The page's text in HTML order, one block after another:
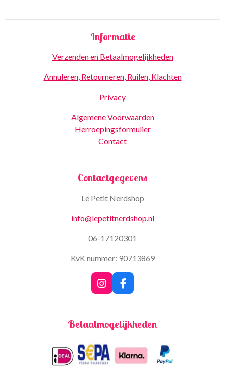
Informatie
Verzenden en Betaalmogelijkheden
Annuleren, Retourneren, Ruilen, Klachten
Privacy
Algemene Voorwaarden
Herroepingsformulier
Contact
Contactgegevens
Le Petit Nerdshop
info@lepetitnerdshop.nl
06-17120301
KvK nummer: 90713869
I
n
a
r
a
m
F
a
b
k
Betaalmogelijkheden